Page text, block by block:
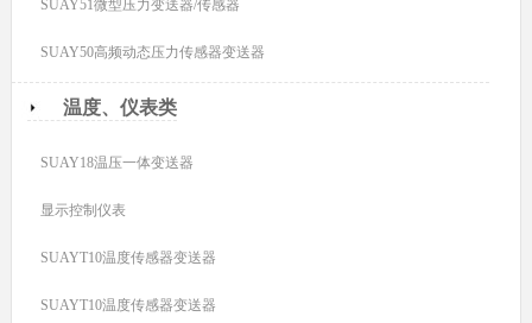
SUAY51微型压力变送器/传感器
SUAY50高频动态压力传感器变送器
温度、仪表类
SUAY18温压一体变送器
显示控制仪表
SUAYT10温度传感器变送器
SUAYT10温度传感器变送器